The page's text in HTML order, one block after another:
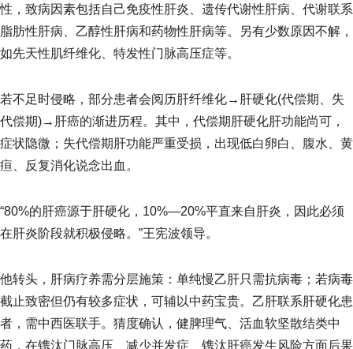
性，致病因素包括自己免疫性肝炎、遗传代谢性肝病、代谢联系
脂肪性肝病、乙醇性肝病和药物性肝病等。另有少数原因不解，
如先天性肌纤维化、特发性门脉高压症等。
若不足时侵略，部分患者会阅历肝纤维化→肝硬化(代偿期、失
代偿期)→肝癌的渐进历程。其中，代偿期肝硬化肝功能尚可，
症状隐微；失代偿期肝功能严重受损，出现低白卵白、腹水、黄
疸、反复消化说念出血。
“80%的肝癌源于肝硬化，10%—20%平直来自肝炎，因此必须
在肝炎阶段就积极侵略。”王宪波领导。
他转头，肝病疗养需分层施策：单纯慢乙肝只需抗病毒；若病毒
截止致密但仍有较多症状，可辅以中药宝贵。乙肝联系肝硬化患
者，需中西医联手。猜度确认，健脾理气、活血软坚散结类中
药，在镌汰门脉高压、减少并发症、镌汰肝癌发生风险方面后果